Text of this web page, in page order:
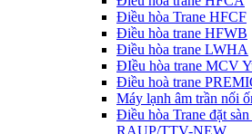
Điều hòa Trane HFCF
Điều hòa trane HFWB
Điều hòa trane LWHA
ĐIều hòa trane MCV
Điều hoà trane
Máy lạnh âm trần nối
Điều hòa Trane đặt
RAUP/TTV-NEW